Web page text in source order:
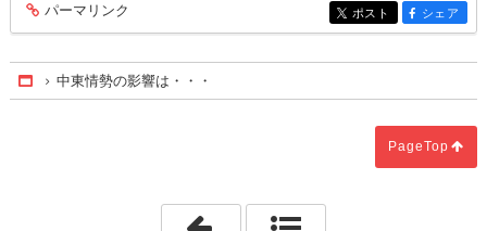
entry252
パーマリンク entry252
ポスト entry252
シェア
Home
中東情勢の影響は・・・
PageTop
「省エネ住宅の断熱材選び 」